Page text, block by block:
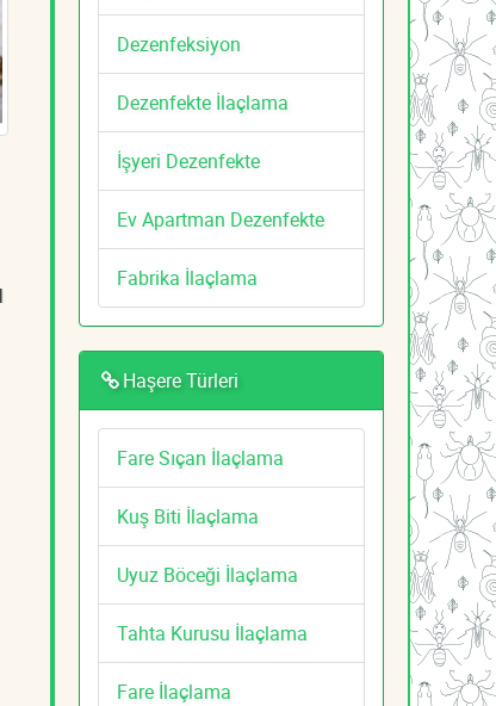
Dezenfeksiyon
Dezenfekte İlaçlama
İşyeri Dezenfekte
Ev Apartman Dezenfekte
Fabrika İlaçlama
Haşere Türleri
Fare Sıçan İlaçlama
Kuş Biti İlaçlama
Uyuz Böceği İlaçlama
Tahta Kurusu İlaçlama
Fare İlaçlama